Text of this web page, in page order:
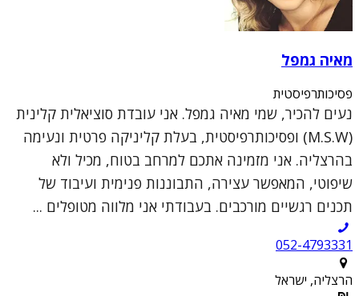
מאיה גמפל
פסיכותרפיסטית
נעים להכיר, שמי מאיה גמפל. אני עובדת סוציאלית קלינית
(M.S.W) ופסיכותרפיסטית, בעלת קליניקה פרטית ונעימה
בהרצליה. אני מזמינה אתכם למרחב בטוח, מכיל ולא
שיפוטי, המאפשר עצירה, התבוננות פנימית ועיבוד של
תכנים רגשיים מורכבים. בעבודתי אני מלווה מטופלים ...
052-4793331
הרצליה, ישראל